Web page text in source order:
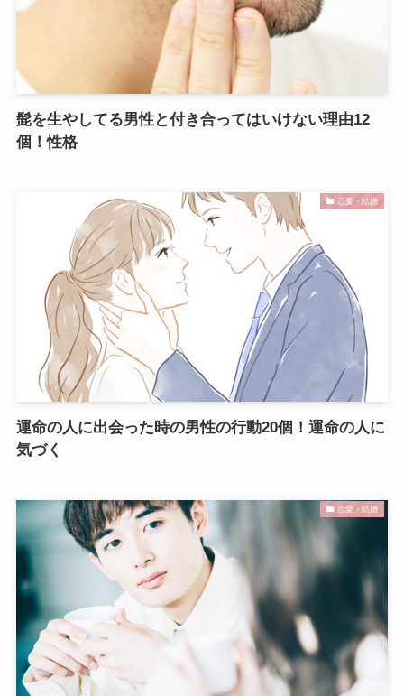
髭を生やしてる男性と付き合ってはいけない理由12
個！性格
恋愛・結婚
運命の人に出会った時の男性の行動20個！運命の人に
気づく
恋愛・結婚